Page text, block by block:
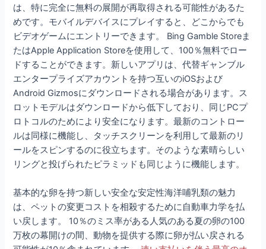
は、特に完全に無料の展開が再取得される可能性があるた
めです。モバイルデバイスにプレイすると、どこからでも
ビデオゲームにエントリーできます。 Bing Gamble Storeま
たはApple Application Storeを使用して、100％無料でロー
ドすることができます。新しいアプリは、代替ギャンブル
エンタープライズアカウントを持つ互いのiOSおよび
Android Gizmosにダウンロードされる場合があります。ス
ロットモデルはダウンロードから低下しており、同じPCプ
ロトコルのためにより安全になります。最新のコントロー
ルは同様に機能し、タッチスクリーンを利用して最新のリ
ールをスピンするのに役立ちます。そのような素晴らしい
リングと投げられたピラミッドも同じように機能します。
基本的な卵を持つ新しい安全な安定性海洋哺乳類の魅力
は、ペットの変更コストを相殺するために自動車力学を払
い戻します。 10％のミス率がある人気のある夏の卵の100
万枚の幕開けの間、動物を提供する際に卵が払い戻される